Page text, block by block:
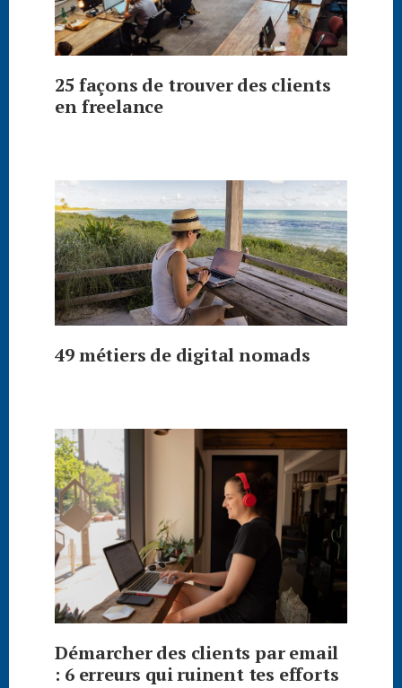
25 façons de trouver des clients
en freelance
49 métiers de digital nomads
Démarcher des clients par email
: 6 erreurs qui ruinent tes efforts